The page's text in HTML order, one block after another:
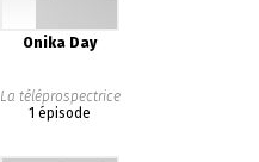
Onika Day
La téléprospectrice
1 épisode